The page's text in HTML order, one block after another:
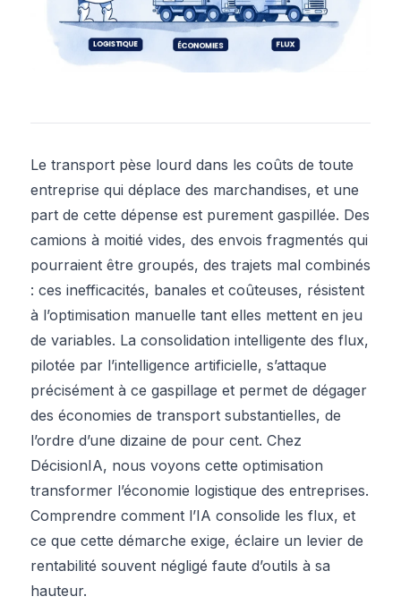
Le transport pèse lourd dans les coûts de toute
entreprise qui déplace des marchandises, et une
part de cette dépense est purement gaspillée. Des
camions à moitié vides, des envois fragmentés qui
pourraient être groupés, des trajets mal combinés
: ces inefficacités, banales et coûteuses, résistent
à l’optimisation manuelle tant elles mettent en jeu
de variables. La consolidation intelligente des flux,
pilotée par l’intelligence artificielle, s’attaque
précisément à ce gaspillage et permet de dégager
des économies de transport substantielles, de
l’ordre d’une dizaine de pour cent. Chez
DécisionIA, nous voyons cette optimisation
transformer l’économie logistique des entreprises.
Comprendre comment l’IA consolide les flux, et
ce que cette démarche exige, éclaire un levier de
rentabilité souvent négligé faute d’outils à sa
hauteur.